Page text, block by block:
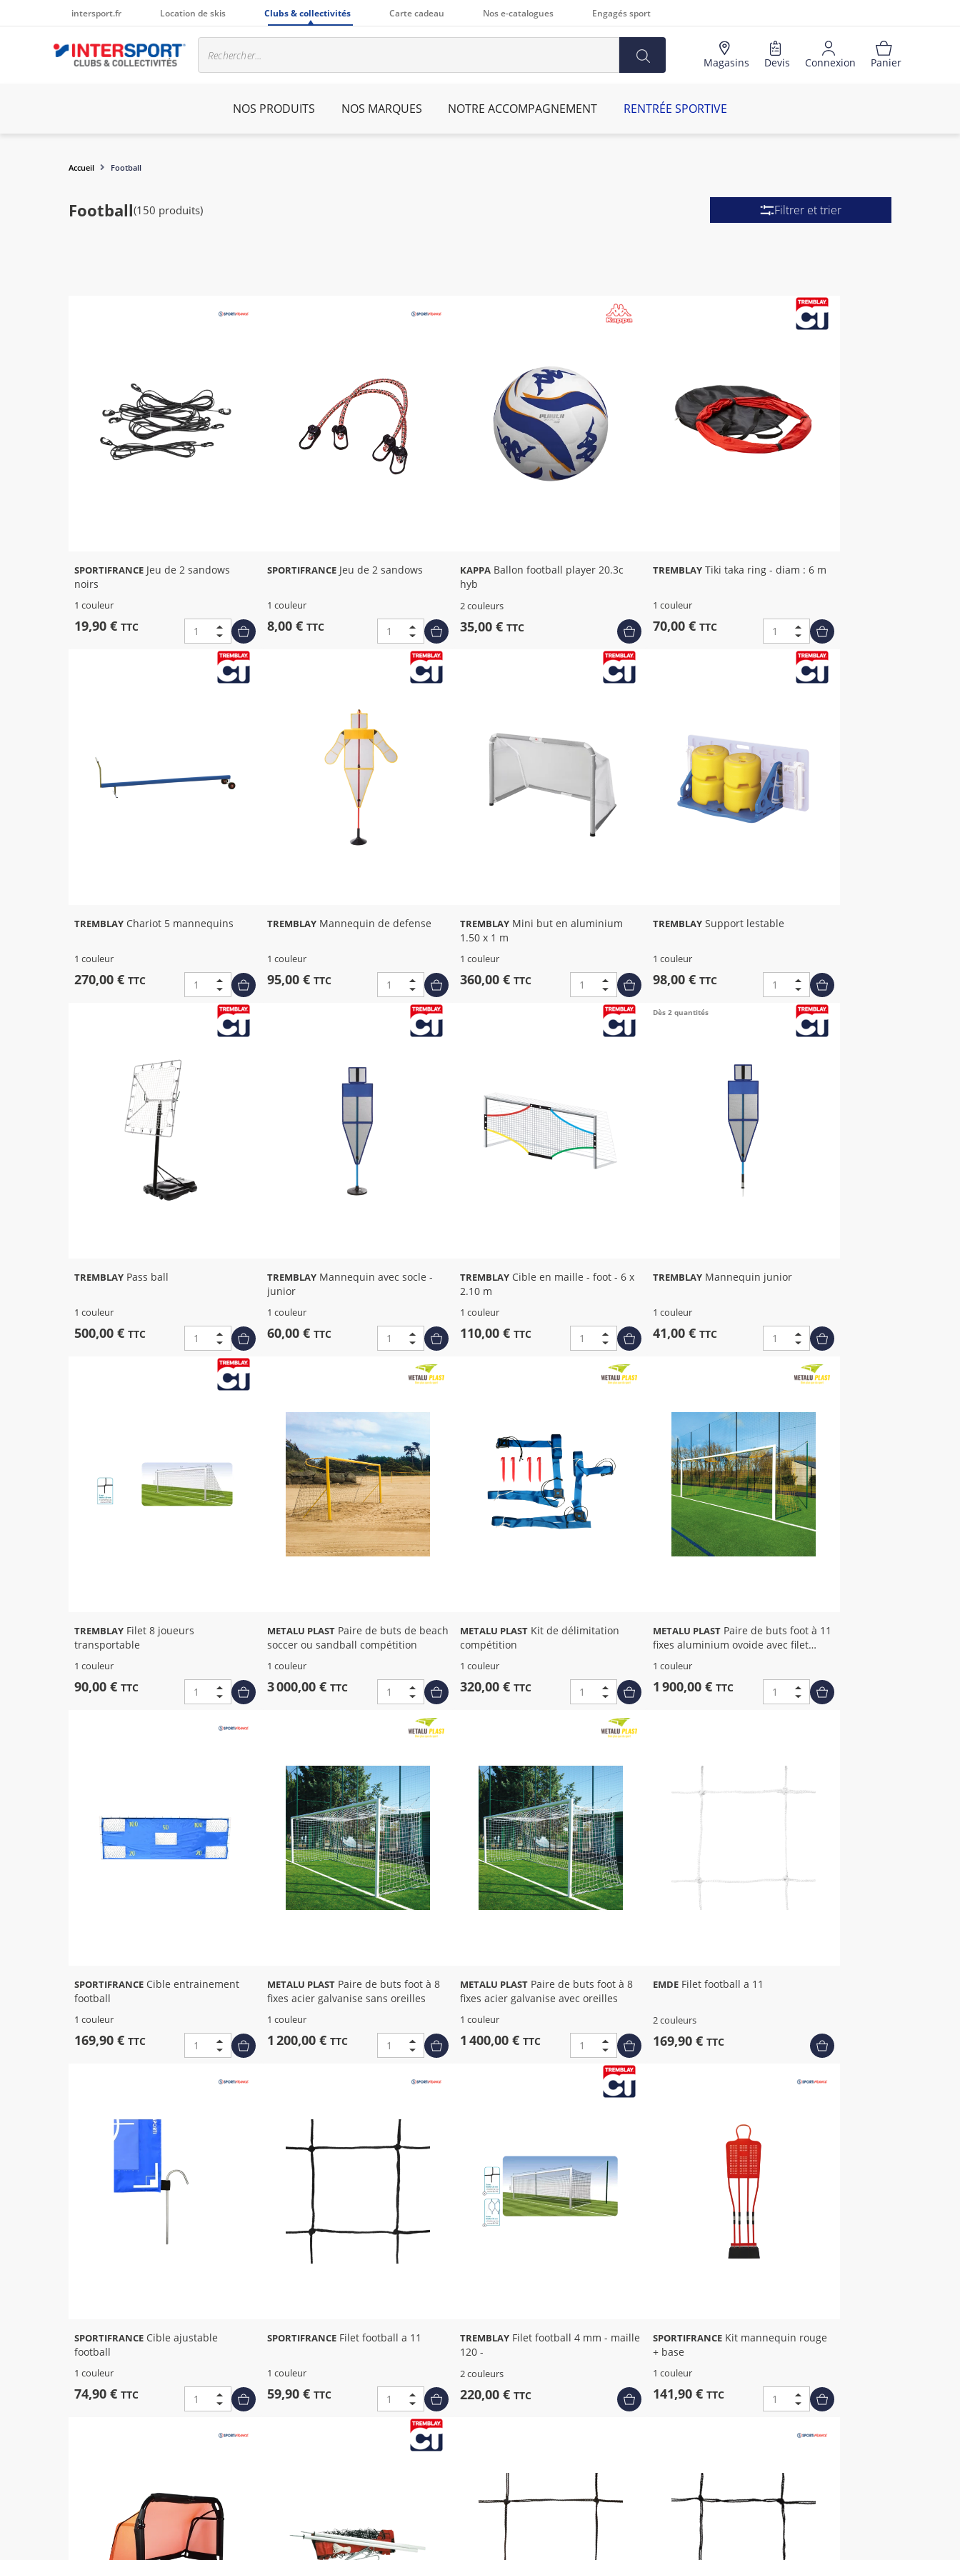
intersport.fr Location de skis Clubs & collectivités Carte cadeau Nos e-catalogues Engagés sport
Magasins Devis Connexion Panier
NOS PRODUITS NOS MARQUES NOTRE ACCOMPAGNEMENT RENTRÉE SPORTIVE
Accueil Football
Football(150 produits) Filtrer et trier
SPORTIFRANCE
noirs
1 couleur
19,90 € TTC
SPORTIFRANCE Jeu de 2 sandows
1 couleur
8,00 € TTC
KAPPA
hyb
2 couleurs
35,00 € TTC
TREMBLAY Tiki taka ring - diam : 6 m
1 couleur
70,00 € TTC
TREMBLAY Chariot 5 mannequins
1 couleur
270,00 € TTC
TREMBLAY Mannequin de defense
1 couleur
95,00 € TTC
TREMBLAY
1.50 x 1 m
1 couleur
360,00 € TTC
TREMBLAY Support lestable
1 couleur
98,00 € TTC
TREMBLAY Pass ball
1 couleur
500,00 € TTC
TREMBLAY
junior
1 couleur
60,00 € TTC
TREMBLAY
2.10 m
1 couleur
110,00 € TTC
Dès 2 quantités
TREMBLAY Mannequin junior
1 couleur
41,00 € TTC
TREMBLAY
transportable
1 couleur
90,00 € TTC
METALU PLAST
soccer ou sandball compétition
1 couleur
3 000,00 € TTC
METALU PLAST
compétition
1 couleur
320,00 € TTC
METALU PLAST
fixes aluminium ovoide avec filet
1 couleur
1 900,00 € TTC
SPORTIFRANCE
football
1 couleur
169,90 € TTC
METALU PLAST
fixes acier galvanise sans oreilles
1 couleur
1 200,00 € TTC
METALU PLAST
fixes acier galvanise avec oreilles
1 couleur
1 400,00 € TTC
EMDE Filet football a 11
2 couleurs
169,90 € TTC
SPORTIFRANCE
football
1 couleur
74,90 € TTC
SPORTIFRANCE Filet football a 11
1 couleur
59,90 € TTC
TREMBLAY
120 -
2 couleurs
220,00 € TTC
SPORTIFRANCE
+ base
1 couleur
141,90 € TTC